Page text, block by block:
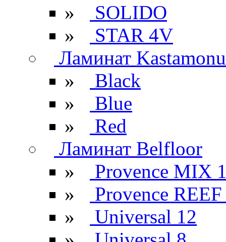
»
SOLIDO
»
STAR 4V
Ламинат Kastamonu
»
Black
»
Blue
»
Red
Ламинат Belfloor
»
Provence MIX
»
Provence
»
Universal 12